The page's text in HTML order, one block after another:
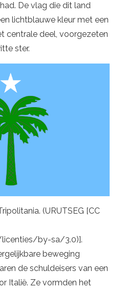
De vlag die dit land
lichtblauwe kleur met een
centrale deel, voorgezeten
ster.
(URUTSEG [CC
by-sa/3.0)].
beweging
de schuldeisers van een
Italië. Ze vormden het